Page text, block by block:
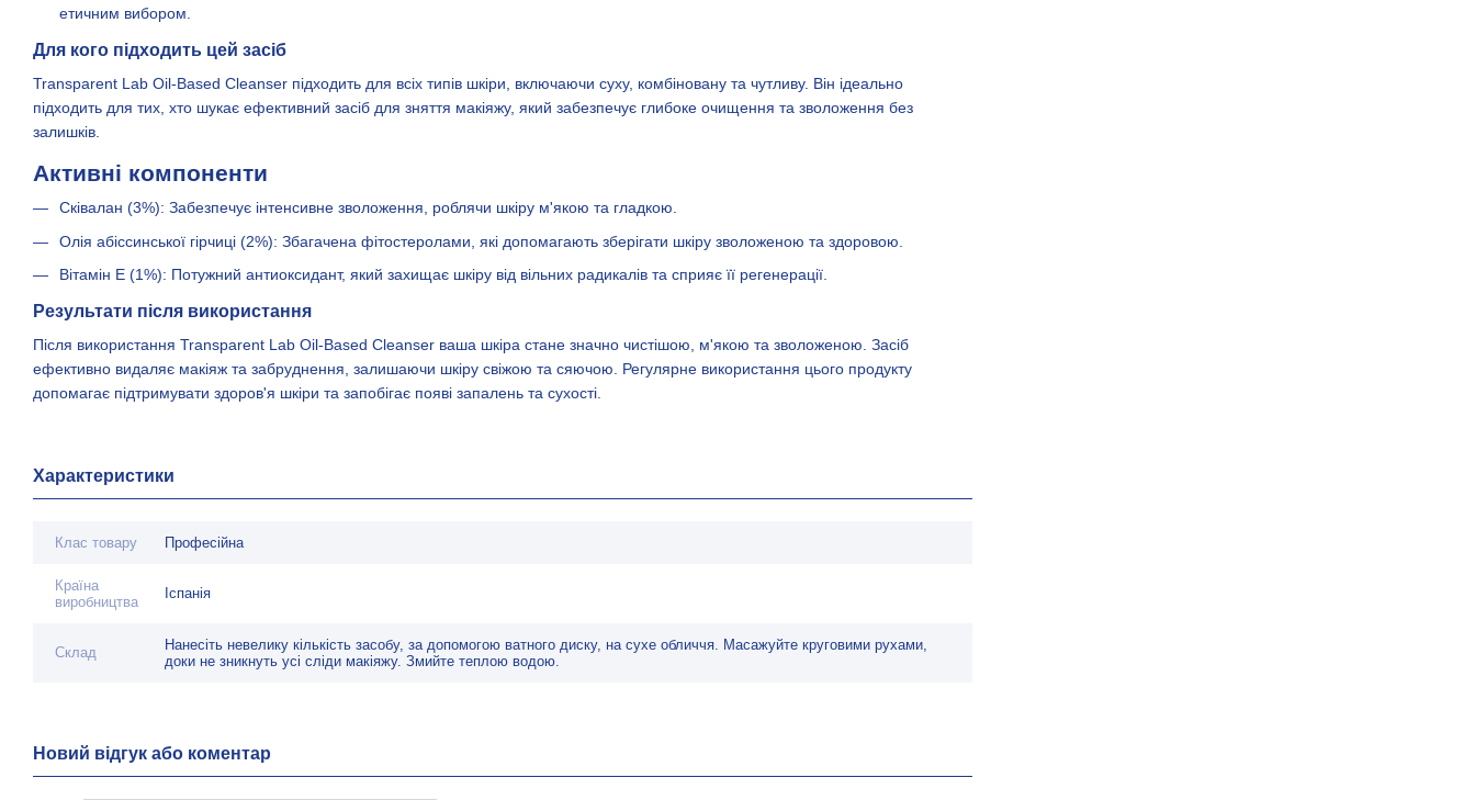
етичним вибором.
Для кого підходить цей засіб
Transparent Lab Oil-Based Cleanser підходить для всіх типів шкіри, включаючи суху, комбіновану та чутливу. Він ідеально
підходить для тих, хто шукає ефективний засіб для зняття макіяжу, який забезпечує глибоке очищення та зволоження без
залишків.
Активні компоненти
Сківалан (3%): Забезпечує інтенсивне зволоження, роблячи шкіру м'якою та гладкою.
Олія абіссинської гірчиці (2%): Збагачена фітостеролами, які допомагають зберігати шкіру зволоженою та здоровою.
Вітамін Е (1%): Потужний антиоксидант, який захищає шкіру від вільних радикалів та сприяє її регенерації.
Результати після використання
Після використання Transparent Lab Oil-Based Cleanser ваша шкіра стане значно чистішою, м'якою та зволоженою. Засіб
ефективно видаляє макіяж та забруднення, залишаючи шкіру свіжою та сяючою. Регулярне використання цього продукту
допомагає підтримувати здоров'я шкіри та запобігає появі запалень та сухості.
Характеристики
Клас товару Професійна
Країна
виробництва
Іспанія
Склад
Нанесіть невелику кількість засобу, за допомогою ватного диску, на сухе обличчя. Масажуйте круговими рухами,
доки не зникнуть усі сліди макіяжу. Змийте теплою водою.
Новий відгук або коментар